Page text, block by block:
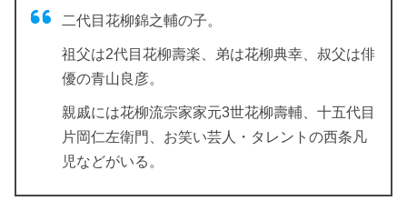
二代目花柳錦之輔の子。
祖父は2代目花柳壽楽、弟は花柳典幸、叔父は俳
優の青山良彦。
親戚には花柳流宗家家元3世花柳壽輔、十五代目
片岡仁左衛門、お笑い芸人・タレントの西条凡
児などがいる。